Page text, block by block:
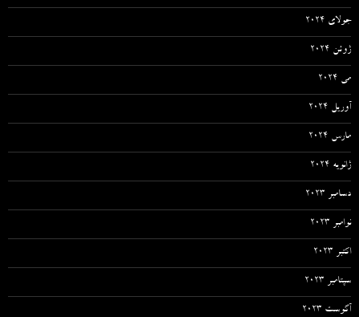
جولای 2024
ژوئن 2024
می 2024
آوریل 2024
مارس 2024
ژانویه 2024
دسامبر 2023
نوامبر 2023
اکتبر 2023
سپتامبر 2023
آگوست 2023